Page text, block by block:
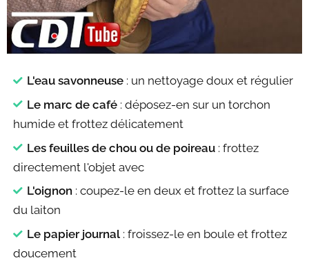
L'eau savonneuse : un nettoyage doux et régulier
Le marc de café : déposez-en sur un torchon
humide et frottez délicatement
Les feuilles de chou ou de poireau : frottez
directement l'objet avec
L'oignon : coupez-le en deux et frottez la surface
du laiton
Le papier journal : froissez-le en boule et frottez
doucement